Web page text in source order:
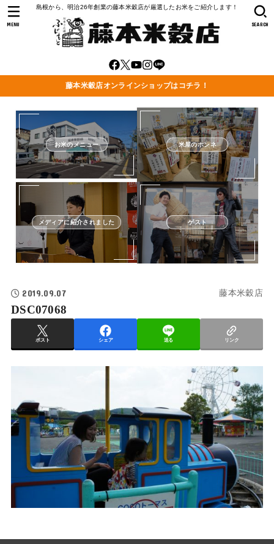
島根から、明治26年創業の藤本米穀店が厳選したお米をご紹介します！
SEARCH
MENU
藤本米穀店オンラインショップはコチラ！
お米のメニュー 米屋のホンネ
メディアに紹介されました ゲスト
2019.09.07 藤本米穀店
DSC07068
ポスト シェア 送る リンク